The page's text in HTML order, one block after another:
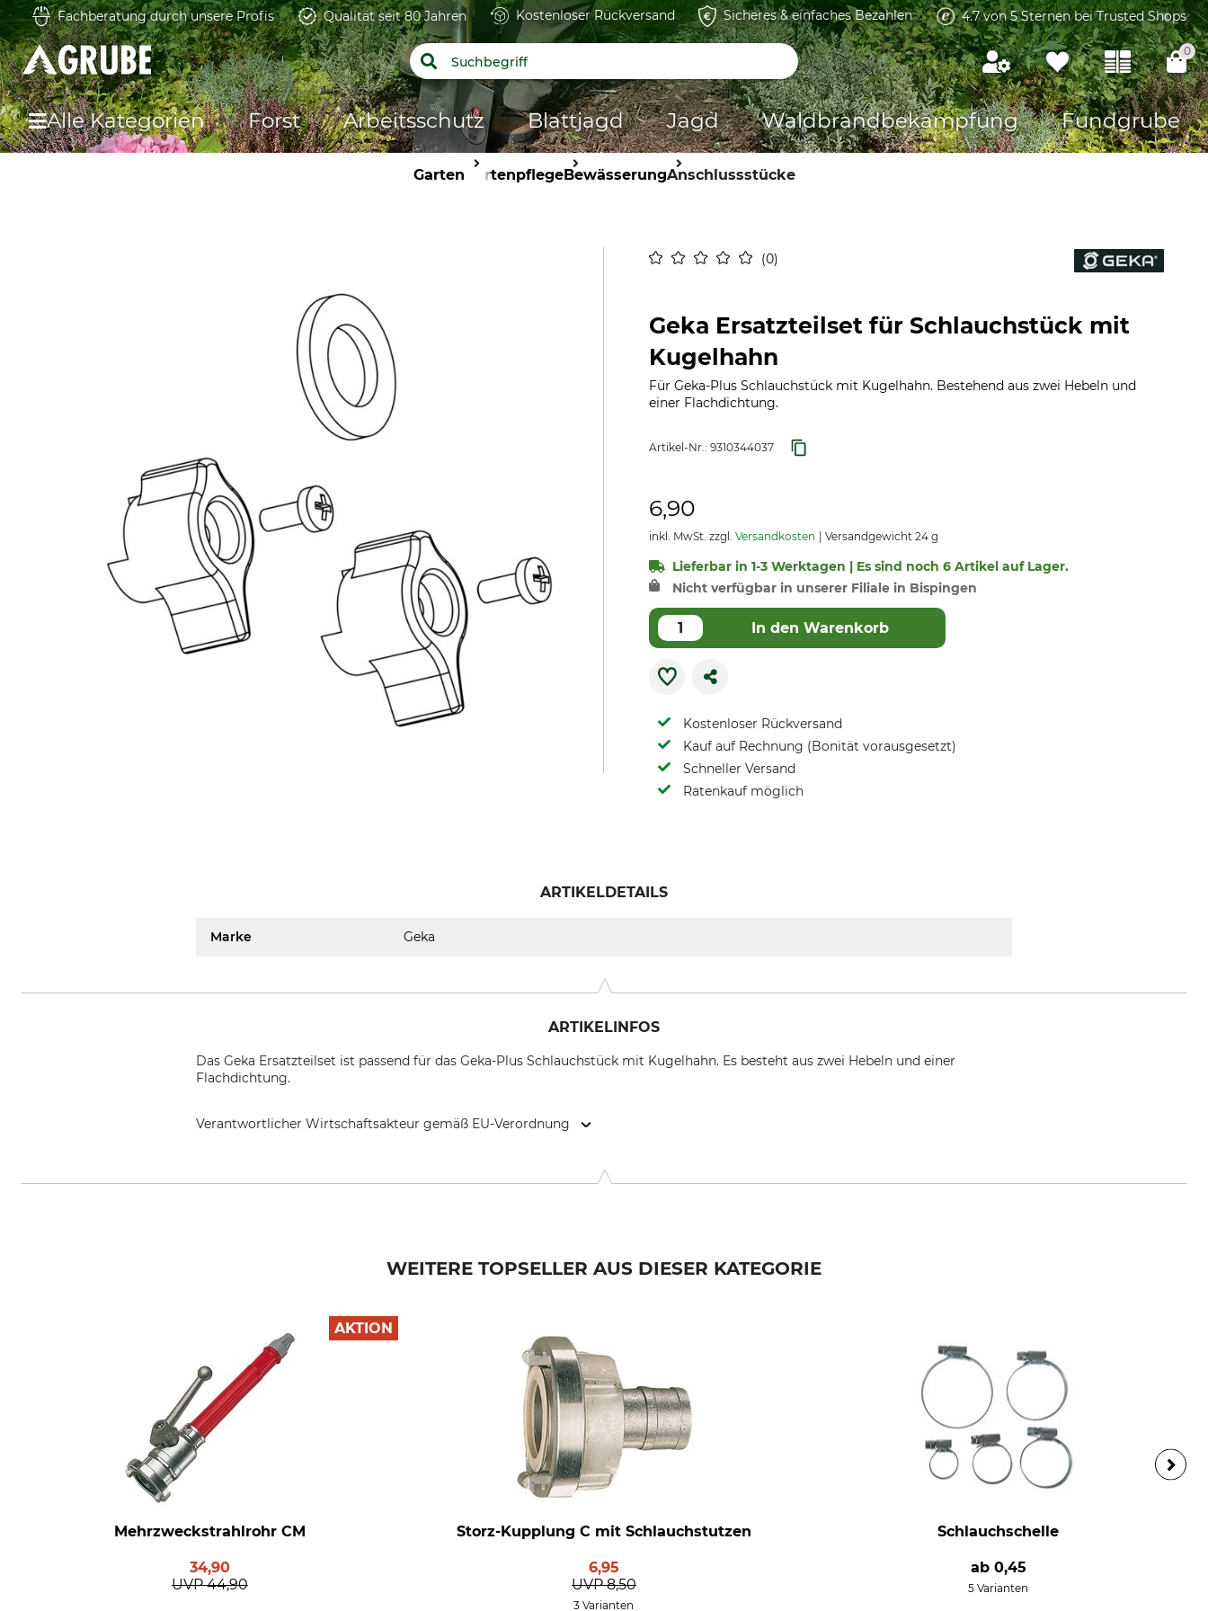
Fachberatung durch unsere Profis Qualität seit 80 Jahren Kostenloser Rückversand Sicheres & einfaches Bezahlen 4.7 von 5 Sternen bei Trusted Shops
0
Alle Kategorien Forst Arbeitsschutz Blattjagd Jagd Waldbrandbekämpfung Fundgrube
Garten GartenpflegeBewässerungAnschlussstücke
0
Geka Ersatzteilset für Schlauchstück mit
Kugelhahn
Für Geka-Plus Schlauchstück mit Kugelhahn. Bestehend aus zwei Hebeln und
einer Flachdichtung.
Artikel-Nr.: 9310344037
6,90
inkl. MwSt. zzgl. Versandkosten Versandgewicht 24 g
Lieferbar in 1-3 Werktagen | Es sind noch 6 Artikel auf Lager.
Nicht verfügbar in unserer Filiale in Bispingen
In den Warenkorb
Kostenloser Rückversand
Kauf auf Rechnung (Bonität vorausgesetzt)
Schneller Versand
Ratenkauf möglich
ARTIKELDETAILS
Marke Geka
ARTIKELINFOS
Das Geka Ersatzteilset ist passend für das Geka-Plus Schlauchstück mit Kugelhahn. Es besteht aus zwei Hebeln und einer
Flachdichtung.
Verantwortlicher Wirtschaftsakteur gemäß EU-Verordnung
WEITERE TOPSELLER AUS DIESER KATEGORIE
AKTION
Mehrzweckstrahlrohr CM
34,90
UVP 44,90
Storz-Kupplung C mit Schlauchstutzen
6,95
UVP 8,50
3 Varianten
Schlauchschelle
ab 0,45
5 Varianten